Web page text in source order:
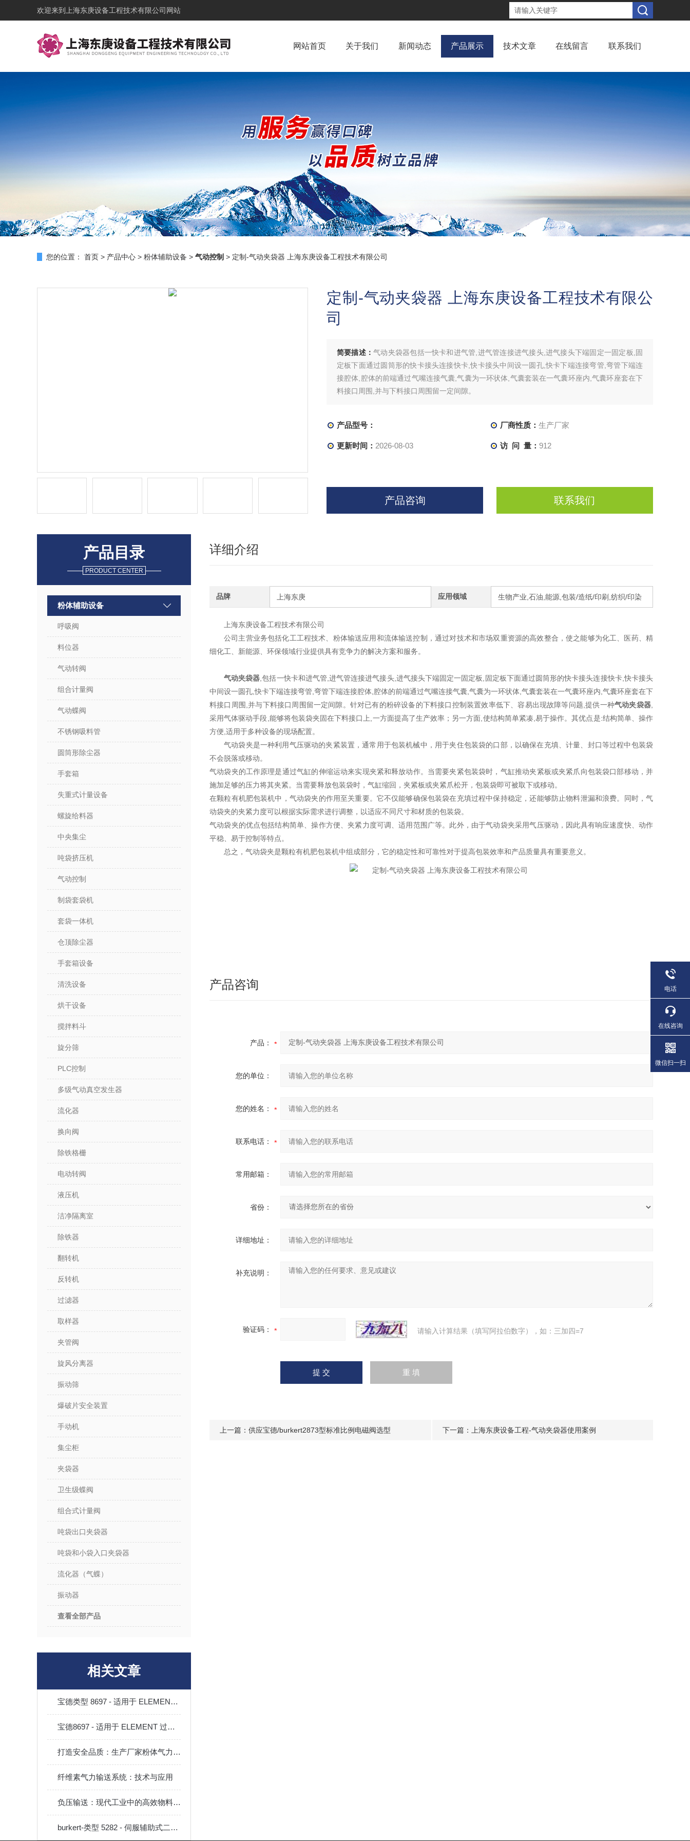
欢迎来到 上海东庚设备工程技术有限公司网站
网站首页 关于我们 新闻动态 产品展示 技术文章 在线留言 联系我们
您的位置： 首页 > 产品中心 > 粉体辅助设备 > 气动控制 > 定制-气动夹袋器 上海东庚设备工程技术有限公司
定制-气动夹袋器 上海东庚设备工程技术有限公
司
简要描述：气动夹袋器包括一快卡和进气管,进气管连接进气接头,进气接头下端固定一固定板,固
定板下面通过圆筒形的快卡接头连接快卡,快卡接头中间设一圆孔,快卡下端连接弯管,弯管下端连
接腔体,腔体的前端通过气嘴连接气囊,气囊为一环状体,气囊套装在一气囊环座内,气囊环座套在下
料接口周围,并与下料接口周围留一定间隙。
产品型号： 厂商性质： 生产厂家
更新时间： 2026-08-03 访 问 量： 912
产品咨询 联系我们
详细介绍
品牌 上海东庚 应用领域 生物产业,石油,能源,包装/造纸/印刷,纺织/印染
上海东庚设备工程技术有限公司
公司主营业务包括化工工程技术、粉体输送应用和流体输送控制，通过对技术和市场双重资源的高效整合，使之能够为化工、医药、精
细化工、新能源、环保领域行业提供具有竞争力的解决方案和服务。
气动夹袋器 ,包括一快卡和进气管,进气管连接进气接头,进气接头下端固定一固定板,固定板下面通过圆筒形的快卡接头连接快卡,快卡接头
中间设一圆孔,快卡下端连接弯管,弯管下端连接腔体,腔体的前端通过气嘴连接气囊,气囊为一环状体,气囊套装在一气囊环座内,气囊环座套在下
料接口周围,并与下料接口周围留一定间隙。针对已有的粉碎设备的下料接口控制装置效率低下、容易出现故障等问题,提供一种气动夹袋器
采用气体驱动手段,能够将包装袋夹固在下料接口上,一方面提高了生产效率；另一方面,使结构简单紧凑,易于操作。其优点是:结构简单、操作
方便,适用于多种设备的现场配置。
气动袋夹是一种利用气压驱动的夹紧装置，通常用于包装机械中，用于夹住包装袋的口部，以确保在充填、计量、封口等过程中包装袋
不会脱落或移动。
气动袋夹的工作原理是通过气缸的伸缩运动来实现夹紧和释放动作。当需要夹紧包装袋时，气缸推动夹紧板或夹紧爪向包装袋口部移动，并
施加足够的压力将其夹紧。当需要释放包装袋时，气缸缩回，夹紧板或夹紧爪松开，包装袋即可被取下或移动。
在颗粒有机肥包装机中，气动袋夹的作用至关重要。它不仅能够确保包装袋在充填过程中保持稳定，还能够防止物料泄漏和浪费。同时，气
动袋夹的夹紧力度可以根据实际需求进行调整，以适应不同尺寸和材质的包装袋。
气动袋夹的优点包括结构简单、操作方便、夹紧力度可调、适用范围广等。此外，由于气动袋夹采用气压驱动，因此具有响应速度快、动作
平稳、易于控制等特点。
总之，气动袋夹是颗粒有机肥包装机中组成部分，它的稳定性和可靠性对于提高包装效率和产品质量具有重要意义。
产品咨询
产品：
您的单位：
您的姓名：
联系电话：
常用邮箱：
省份：
详细地址：
补充说明：
验证码： 请输入计算结果（填写阿拉伯数字），如：三加四=7
上一篇： 供应宝德/burkert2873型标准比例电磁阀选型 下一篇： 上海东庚设备工程-气动夹袋器使用案例
产品目录
PRODUCT CENTER
粉体辅助设备
呼吸阀
料位器
气动转阀
组合计量阀
气动蝶阀
不锈钢吸料管
圆筒形除尘器
手套箱
失重式计量设备
螺旋给料器
中央集尘
吨袋挤压机
气动控制
制袋套袋机
套袋一体机
仓顶除尘器
手套箱设备
清洗设备
烘干设备
搅拌料斗
旋分筛
PLC控制
多级气动真空发生器
流化器
换向阀
除铁格栅
电动转阀
液压机
洁净隔离室
除铁器
翻转机
反转机
过滤器
取样器
夹管阀
旋风分离器
振动筛
爆破片安全装置
手动机
集尘柜
夹袋器
卫生级蝶阀
组合式计量阀
吨袋出口夹袋器
吨袋和小袋入口夹袋器
流化器（气蝶）
振动器
查看全部产品
相关文章
宝德类型 8697 - 适用于 ELEMENT 过程阀离散自动化的气动控制装置
宝德8697 - 适用于 ELEMENT 过程阀离散自动化的气动控制装置
打造安全品质：生产厂家粉体气力输送装置的核心原理
纤维素气力输送系统：技术与应用
负压输送：现代工业中的高效物料搬运解决方案
burkert-类型 5282 - 伺服辅助式二位二通隔膜阀
电话
在线咨询
微信扫一扫